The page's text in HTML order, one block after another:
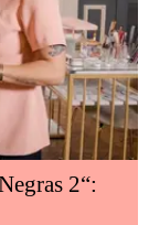
2“: